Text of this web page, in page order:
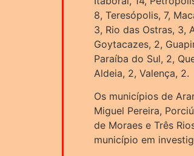
8, Teresópolis, 7,
3, Rio das Ostras, 3,
Goytacazes, 2,
Paraíba do Sul, 2,
Aldeia, 2, Valença, 2.
Os municípios de
Miguel Pereira,
de Moraes e Três
município em